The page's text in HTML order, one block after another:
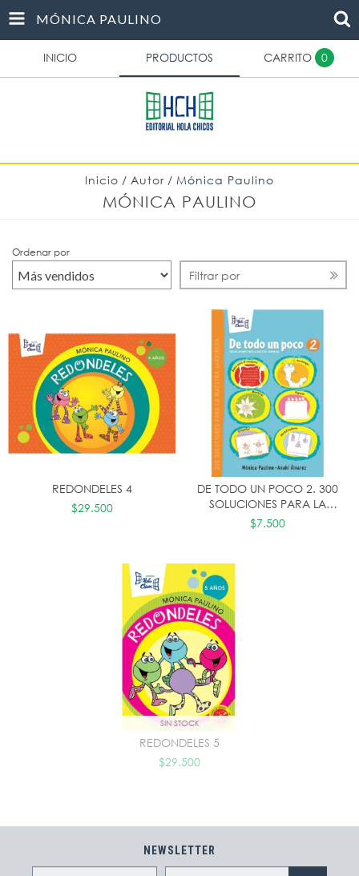
MÓNICA PAULINO
INICIO PRODUCTOS CARRITO 0
Inicio / Autor / Mónica Paulino
MÓNICA PAULINO
Ordenar por
Filtrar por
REDONDELES 4
$29.500
DE TODO UN POCO 2. 300
SOLUCIONES PARA LA
MAESTRA JARDINERA
$7.500
SIN STOCK
REDONDELES 5
$29.500
NEWSLETTER